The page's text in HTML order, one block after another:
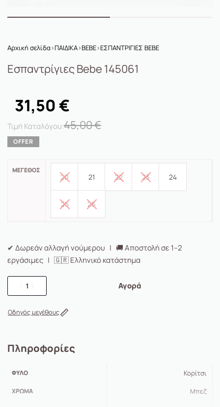
Αρχική σελίδα›ΠΑΙΔΙΚΑ›BEBE›ΕΣΠΑΝΤΡΙΓΙΕΣ BEBE
Εσπαντρίγιες Bebe 145061
45,00€
31,50 €
ΜΈΓΕΘΟΣ
20 21 22 23 24
25 26
✔ Δωρεάν αλλαγή νούμερου | 🚚 Αποστολή σε 1–2
εργάσιμες | 🇬🇷 Ελληνικό κατάστημα
Αγορά
Οδηγός μεγέθους
Πληροφορίες
ΦΎΛΟ Κορίτσι
ΧΡΏΜΑ Μπεζ